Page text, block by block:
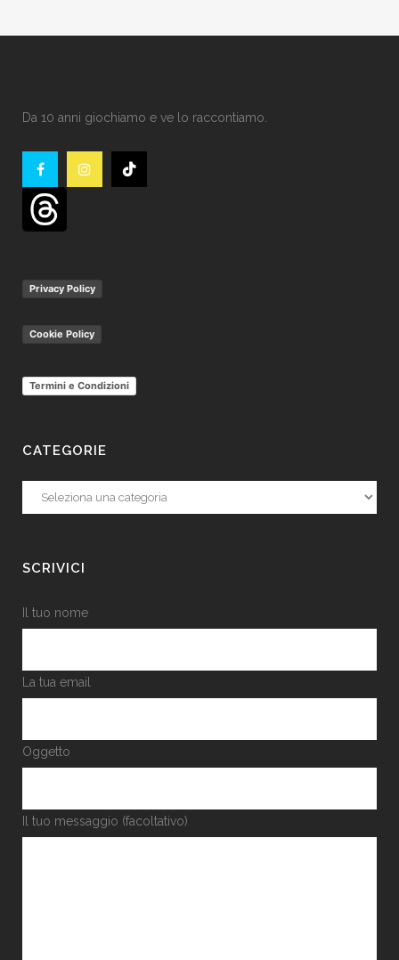
Da 10 anni giochiamo e ve lo raccontiamo.
Privacy Policy
Cookie Policy
Termini e Condizioni
CATEGORIE
Categorie
SCRIVICI
Il tuo nome
La tua email
Oggetto
Il tuo messaggio (facoltativo)